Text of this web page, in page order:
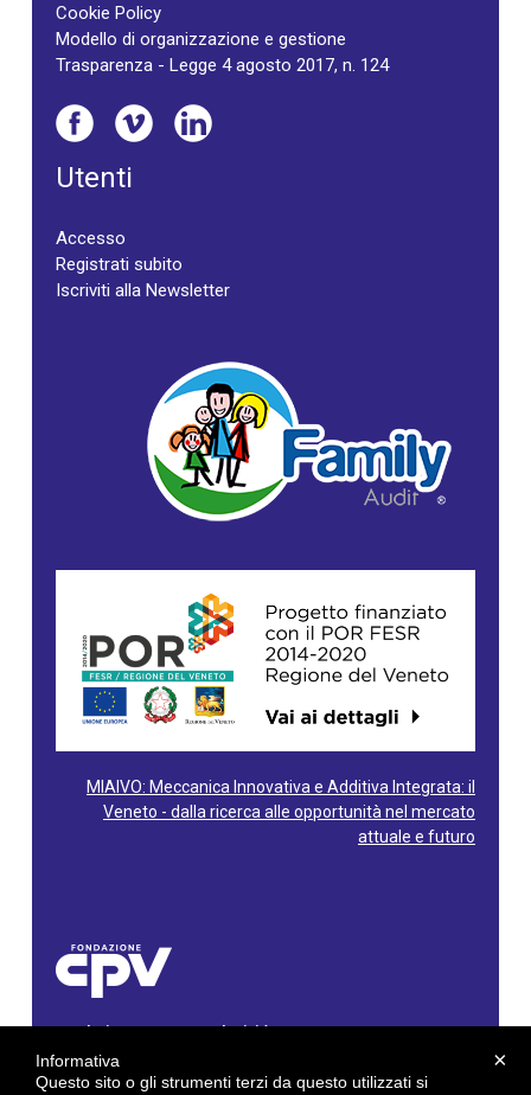
Cookie Policy
Modello di organizzazione e gestione
Trasparenza - Legge 4 agosto 2017, n. 124
Utenti
Accesso
Registrati subito
Iscriviti alla Newsletter
MIAIVO: Meccanica Innovativa e Additiva Integrata: il
Veneto - dalla ricerca alle opportunità nel mercato
attuale e futuro
Fondazione Centro Produttività Veneto
Via Gioacchino Rossini, 60 - 36100 Vicenza - Italy
Tel. 0444/960500 - Fax 0444/1932220
×
Informativa
Questo sito o gli strumenti terzi da questo utilizzati si